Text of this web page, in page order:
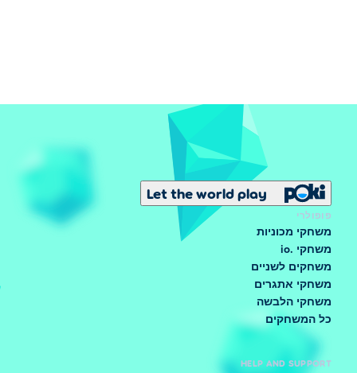
Let the world play
פופולרי
משחקי מכוניות
משחקי .io
משחקים לשניים
משחקי אתגרים
משחקי הלבשה
כל המשחקים
HELP AND SUPPORT